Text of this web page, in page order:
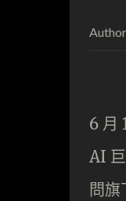
6 月
AI
問